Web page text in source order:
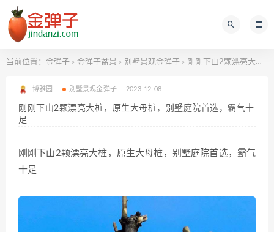
当前位置： 金弹子 > 金弹子盆景 > 别墅景观金弹子 > 刚刚下山2颗漂亮大桩，原生大母桩，别墅庭院首选，霸气十足
博雅园 别墅景观金弹子 2023-12-08
刚刚下山2颗漂亮大桩，原生大母桩，别墅庭院首选，霸气十
足
刚刚下山2颗漂亮大桩，原生大母桩，别墅庭院首选，霸气
十足